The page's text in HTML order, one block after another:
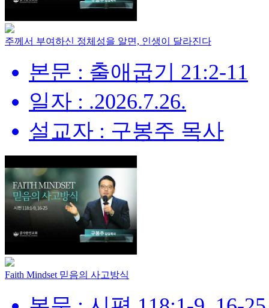
주께서 부여하신 정체성을 알면, 인생이 달라진다
본문 : 출애굽기 21:2-11
일자 : .2026.7.26.
설교자 : 구봉주 목사
Faith Mindset 믿음의 사고방식